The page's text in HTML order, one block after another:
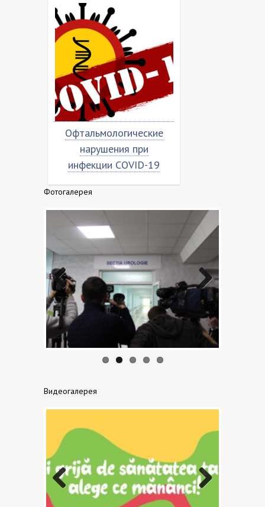
Офтальмологические
нарушения при
инфекции COVID-19
Фотогалерея
Previo
us
Next
Previo
us
Next